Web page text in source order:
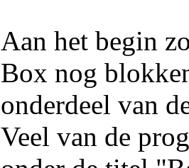
Aan het begin
Box nog
onderdeel van
Veel van de